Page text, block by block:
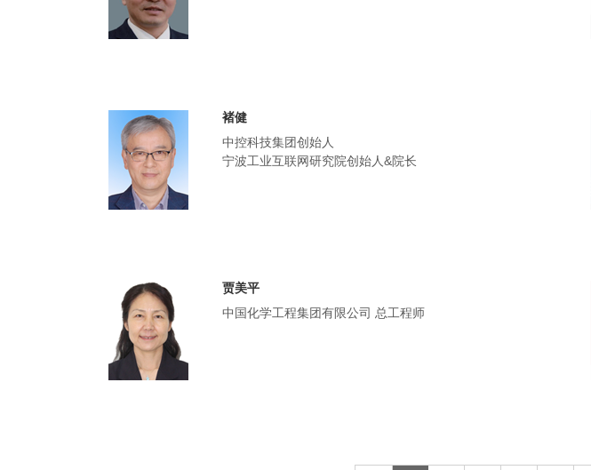
褚健
中控科技集团创始人
宁波工业互联网研究院创始人&院长
贾美平
中国化学工程集团有限公司 总工程师